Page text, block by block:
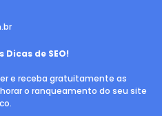
de SEO!
e receba gratuitamente as
o ranqueamento do seu site